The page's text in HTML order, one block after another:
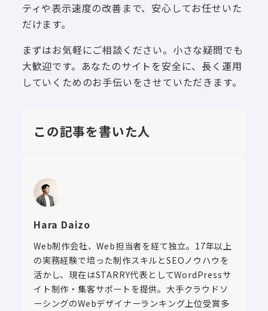
ティや表示速度の改善まで、安心してお任せいた
だけます。
まずはお気軽にご相談ください。小さな疑問でも
大歓迎です。あなたのサイトを安全に、長く運用
していくためのお手伝いをさせていただきます。
この記事を書いた人
Hara Daizo
Web制作会社、Web担当者を経て独立。17年以上
の実務経験で培った制作スキルとSEOノウハウを
活かし、現在はSTARRY代表としてWordPressサ
イト制作・集客サポートを提供。大手クラウドソ
ーシングのWebデザイナーランキング上位受賞多